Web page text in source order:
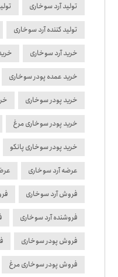
تولید آرد سوخاری
تولید کننده آرد سوخاری
خرید آرد سوخاری
خرید عمده پودر سوخاری
خرید پودر سوخاری
خرید پودر سوخاری مرغ
خرید پودر سوخاری پانکو
عرضه آرد سوخاری
فروش آرد سوخاری
فروشنده آرد سوخاری
فروش پودر سوخاری
فروش پودر سوخاری مرغ